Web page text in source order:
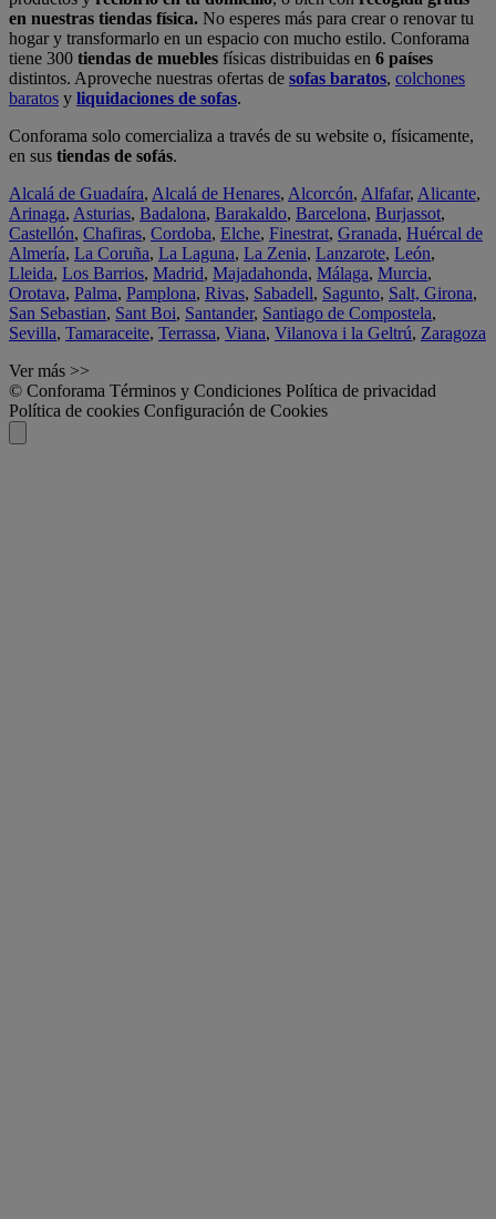
en nuestras tiendas física. No esperes más para crear o renovar tu
hogar y transformarlo en un espacio con mucho estilo. Conforama
tiene 300 tiendas de muebles físicas distribuidas en 6 países
distintos. Aproveche nuestras ofertas de sofas baratos, colchones
baratos y liquidaciones de sofas.
Conforama solo comercializa a través de su website o, físicamente,
en sus tiendas de sofás.
Alcalá de Guadaíra, Alcalá de Henares, Alcorcón, Alfafar, Alicante,
Arinaga, Asturias, Badalona, Barakaldo, Barcelona, Burjassot,
Castellón, Chafiras, Cordoba, Elche, Finestrat, Granada, Huércal de
Almería, La Coruña, La Laguna, La Zenia, Lanzarote, León,
Lleida, Los Barrios, Madrid, Majadahonda, Málaga, Murcia,
Orotava, Palma, Pamplona, Rivas, Sabadell, Sagunto, Salt, Girona,
San Sebastian, Sant Boi, Santander, Santiago de Compostela,
Sevilla, Tamaraceite, Terrassa, Viana, Vilanova i la Geltrú, Zaragoza
Ver más >>
© Conforama Términos y Condiciones Política de privacidad
Política de cookies Configuración de Cookies